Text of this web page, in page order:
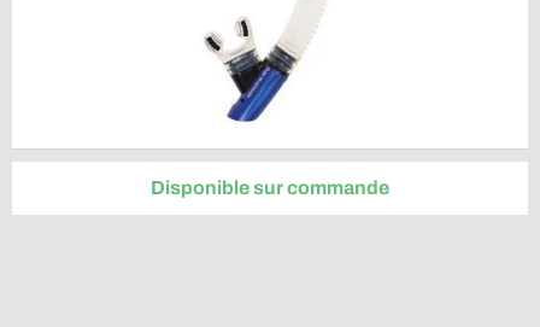
Disponible sur commande